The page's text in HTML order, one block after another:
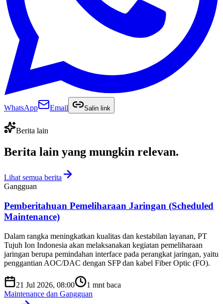
WhatsApp Email Salin link
Berita lain
Berita lain yang mungkin relevan.
Lihat semua berita
Gangguan
Pemberitahuan Pemeliharaan Jaringan (Scheduled
Maintenance)
Dalam rangka meningkatkan kualitas dan kestabilan layanan, PT
Tujuh Ion Indonesia akan melaksanakan kegiatan pemeliharaan
jaringan berupa pemindahan interface pada perangkat jaringan, yaitu
penggantian AOC/DAC dengan SFP dan kabel Fiber Optic (FO).
21 Jul 2026, 08:00 1 mnt baca
Maintenance dan Gangguan